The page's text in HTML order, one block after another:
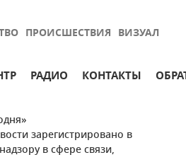
ПРОИСШЕСТВИЯ ВИЗУАЛ
РАДИО КОНТАКТЫ
зарегистрировано в
в сфере связи,